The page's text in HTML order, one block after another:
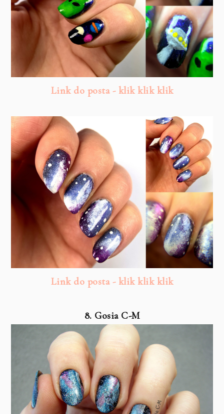
Link do posta - klik klik klik
Link do posta - klik klik klik
8. Gosia C-M